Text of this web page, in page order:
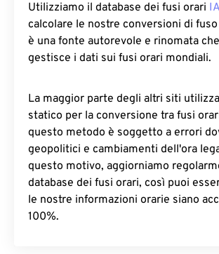
Utilizziamo il database dei fusi orari
calcolare le nostre conversioni di
è una fonte autorevole e rinomata
gestisce i dati sui fusi orari mondiali.
La maggior parte degli altri siti
statico per la conversione tra fusi
questo metodo è soggetto a errori
geopolitici e cambiamenti dell'ora
questo motivo, aggiorniamo
database dei fusi orari, così puoi
le nostre informazioni orarie siano
100%.